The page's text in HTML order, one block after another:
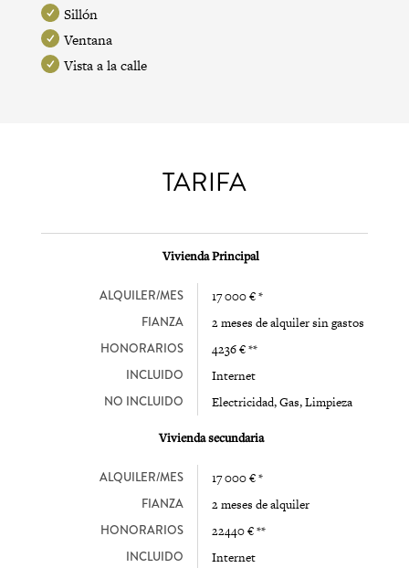
Sillón
Ventana
Vista a la calle
TARIFA
Vivienda Principal
ALQUILER/MES 17 000 € *
FIANZA 2 meses de alquiler sin gastos
HONORARIOS 4236 € **
INCLUIDO Internet
NO INCLUIDO Electricidad, Gas, Limpieza
Vivienda secundaria
ALQUILER/MES 17 000 € *
FIANZA 2 meses de alquiler
HONORARIOS 22440 € **
INCLUIDO Internet